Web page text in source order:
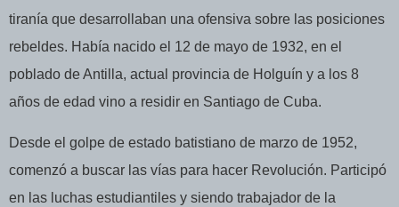
tiranía que desarrollaban una ofensiva sobre las posiciones
rebeldes. Había nacido el 12 de mayo de 1932, en el
poblado de Antilla, actual provincia de Holguín y a los 8
años de edad vino a residir en Santiago de Cuba.
Desde el golpe de estado batistiano de marzo de 1952,
comenzó a buscar las vías para hacer Revolución. Participó
en las luchas estudiantiles y siendo trabajador de la